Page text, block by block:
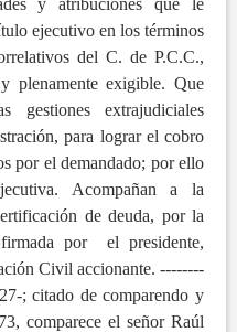
y atribuciones que le
ejecutivo en los términos
del C. de P.C.C.,
plenamente exigible. Que
gestiones extrajudiciales
para lograr el cobro
por el demandado; por ello
Acompañan a la
de deuda, por la
por el presidente,
Civil accionante. --------
; citado de comparendo y
comparece el señor Raúl